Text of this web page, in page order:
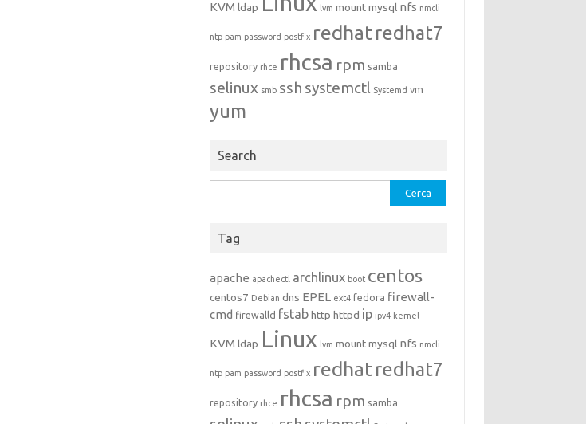
KVM ldap lvm mount mysql nfs nmcli
ntp pam password postfix redhatredhat7
repository rhce rhcsa rpm samba
selinux smb ssh systemctl Systemd vm
yum
Search
per:
Tag
apache apachectl archlinux boot centos
centos7 Debian dns EPEL ext4 fedora firewall-
cmd firewalld fstab http httpd ip ipv4 kernel
KVM ldap Linux lvm mount mysql nfs nmcli
ntp pam password postfix redhatredhat7
repository rhce rhcsa rpm samba